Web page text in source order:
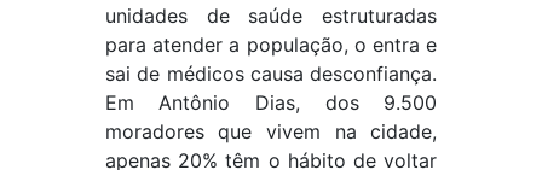
unidades de saúde estruturadas
para atender a população, o entra e
sai de médicos causa desconfiança.
Em Antônio Dias, dos 9.500
moradores que vivem na cidade,
apenas 20% têm o hábito de voltar